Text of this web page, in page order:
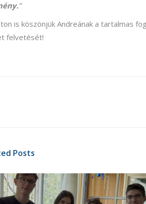
”
is köszönjük Andreának a tartalmas
felvetését!
Posts